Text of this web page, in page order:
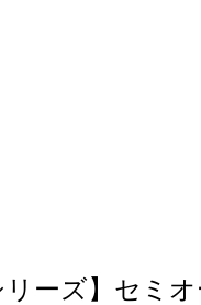
リーズ】セミ